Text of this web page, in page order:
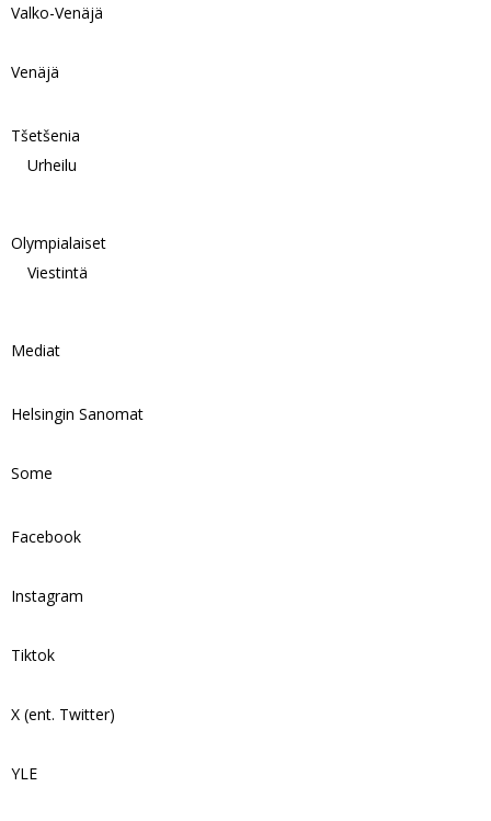
Valko-Venäjä
Venäjä
Tšetšenia
Urheilu
Olympialaiset
Viestintä
Mediat
Helsingin Sanomat
Some
Facebook
Instagram
Tiktok
X (ent. Twitter)
YLE